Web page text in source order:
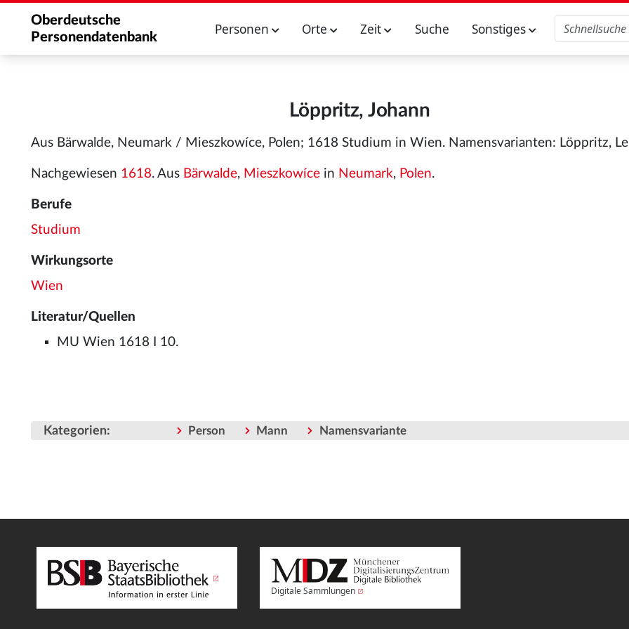
Oberdeutsche
Personendatenbank
Personen Orte Zeit Suche Sonstiges
Löppritz, Johann
Aus Bärwalde, Neumark / Mieszkowíce, Polen; 1618 Studium in Wien. Namensvarianten: Löppritz,
Nachgewiesen 1618. Aus Bärwalde, Mieszkowíce in Neumark, Polen.
Berufe
Studium
Wirkungsorte
Wien
Literatur/Quellen
MU Wien 1618 I 10.
Kategorien: Person Mann Namensvariante
Digitale Sammlungen